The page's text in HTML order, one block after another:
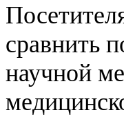
сравнить
научной